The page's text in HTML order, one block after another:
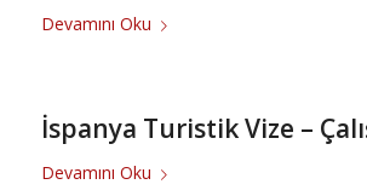
Devamını Oku
İspanya Turistik Vize –
Devamını Oku